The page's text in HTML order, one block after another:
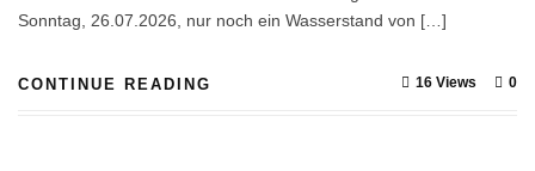
Sonntag, 26.07.2026, nur noch ein Wasserstand von […]
CONTINUE READING 0
16 Views